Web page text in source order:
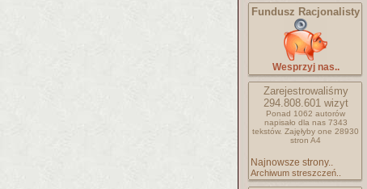
Fundusz Racjonalisty
Wesprzyj nas..
Zarejestrowaliśmy
294.808.601wizyt
Ponad 1062 autorów
napisało dla nas 7343
tekstów. Zajęłyby one 28930
stron A4
Najnowsze strony..
Archiwum streszczeń..